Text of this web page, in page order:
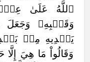
ٱللَّهُ عَلَىٰ
وَقَلۡبِهِۦ وَجَعَلَ
وَقَالُواْ مَا هِيَ